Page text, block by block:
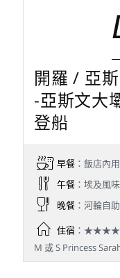
開羅 / 亞
-亞斯文大
登船
早餐：飯店內
午餐：埃及風
晚餐：河輪自
住宿：★★★★★
M 或 S Princess